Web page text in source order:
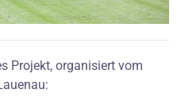
Projekt, organisiert vom